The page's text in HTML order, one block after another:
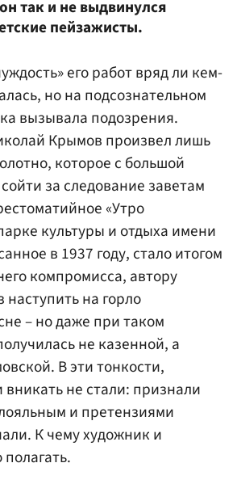
так и не выдвинулся
пейзажисты.
его работ вряд ли кем-
но на подсознательном
вызывала подозрения.
Крымов произвел лишь
которое с большой
за следование заветам
«Утро
культуры и отдыха имени
в 1937 году, стало итогом
компромисса, автору
на горло
– но даже при таком
не казенной, а
В эти тонкости,
не стали: признали
и претензиями
К чему художник и